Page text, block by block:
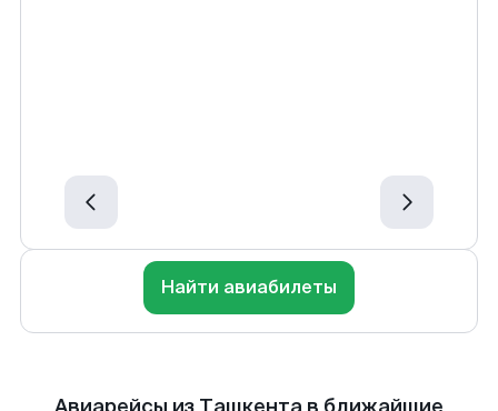
Найти авиабилеты